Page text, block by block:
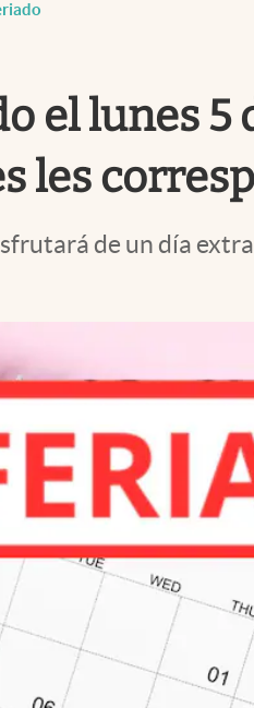
el lunes 5
les
de un día